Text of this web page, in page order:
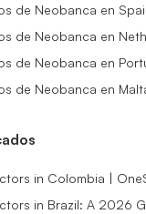
de Neobanca en
de Neobanca en
de Neobanca en
de Neobanca en
in Colombia |
in Brazil: A 2026